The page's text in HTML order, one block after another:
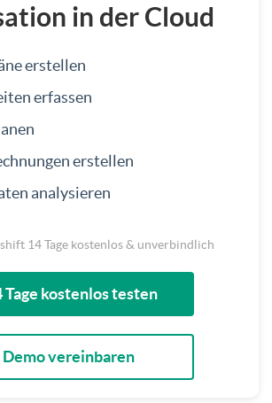
in der Cloud
erstellen
erfassen
erstellen
analysieren
14 Tage kostenlos & unverbindlich
Tage kostenlos testen
Demo vereinbaren